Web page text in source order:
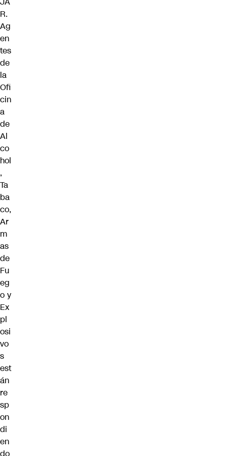
R.
Ag
en
tes
de
la
Ofi
cin
a
de
Al
co
hol
,
Ta
ba
co,
Ar
m
as
de
Fu
eg
o y
Ex
pl
osi
vo
s
est
án
re
sp
on
di
en
do